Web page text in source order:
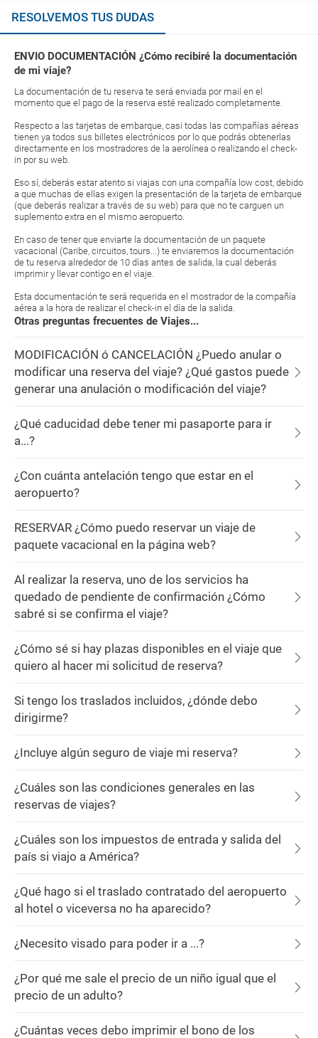
RESOLVEMOS TUS DUDAS
ENVIO DOCUMENTACIÓN ¿Cómo recibiré la documentación
de mi viaje?
La documentación de tu reserva te será enviada por mail en el
momento que el pago de la reserva esté realizado completamente.
Respecto a las tarjetas de embarque, casi todas las compañías aéreas
tienen ya todos sus billetes electrónicos por lo que podrás obtenerlas
directamente en los mostradores de la aerolínea o realizando el check-
in por su web.
Eso sí, deberás estar atento si viajas con una compañía low cost, debido
a que muchas de ellas exigen la presentación de la tarjeta de embarque
(que deberás realizar a través de su web) para que no te carguen un
suplemento extra en el mismo aeropuerto.
En caso de tener que enviarte la documentación de un paquete
vacacional (Caribe, circuitos, tours...) te enviaremos la documentación
de tu reserva alrededor de 10 días antes de salida, la cual deberás
imprimir y llevar contigo en el viaje.
Esta documentación te será requerida en el mostrador de la compañía
aérea a la hora de realizar el check-in el día de la salida.
Otras preguntas frecuentes de Viajes...
MODIFICACIÓN ó CANCELACIÓN ¿Puedo anular o
modificar una reserva del viaje? ¿Qué gastos puede
generar una anulación o modificación del viaje?
¿Qué caducidad debe tener mi pasaporte para ir
a...?
¿Con cuánta antelación tengo que estar en el
aeropuerto?
RESERVAR ¿Cómo puedo reservar un viaje de
paquete vacacional en la página web?
Al realizar la reserva, uno de los servicios ha
quedado de pendiente de confirmación ¿Cómo
sabré si se confirma el viaje?
¿Cómo sé si hay plazas disponibles en el viaje que
quiero al hacer mi solicitud de reserva?
Si tengo los traslados incluidos, ¿dónde debo
dirigirme?
¿Incluye algún seguro de viaje mi reserva?
¿Cuáles son las condiciones generales en las
reservas de viajes?
¿Cuáles son los impuestos de entrada y salida del
país si viajo a América?
¿Qué hago si el traslado contratado del aeropuerto
al hotel o viceversa no ha aparecido?
¿Necesito visado para poder ir a ...?
¿Por qué me sale el precio de un niño igual que el
precio de un adulto?
¿Cuántas veces debo imprimir el bono de los